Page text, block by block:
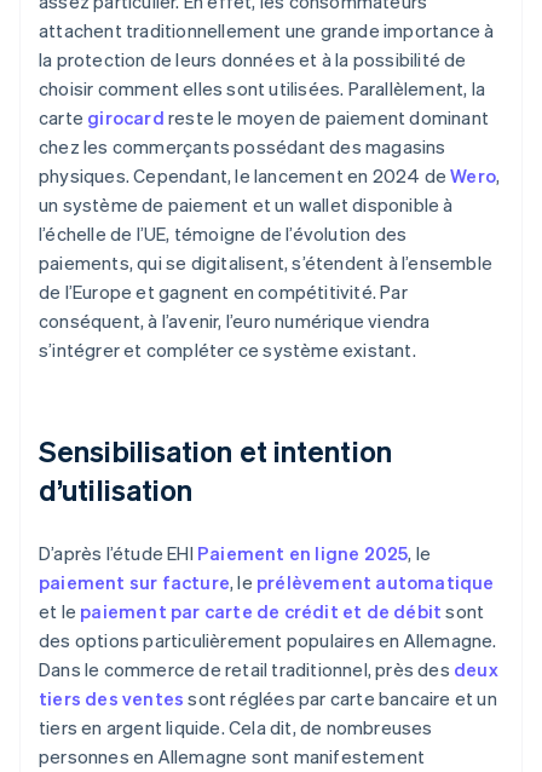
attachent traditionnellement une grande importance à
la protection de leurs données et à la possibilité de
choisir comment elles sont utilisées. Parallèlement, la
carte girocard reste le moyen de paiement dominant
chez les commerçants possédant des magasins
physiques. Cependant, le lancement en 2024 deWero,
un système de paiement et un wallet disponible à
l’échelle de l’UE, témoigne de l’évolution des
paiements, qui se digitalisent, s’étendent à l’ensemble
de l’Europe et gagnent en compétitivité. Par
conséquent, à l’avenir, l’euro numérique viendra
s’intégrer et compléter ce système existant.
Sensibilisation et intention
d’utilisation
D’après l’étude EHI Paiement en ligne 2025, le
paiement sur facture, le prélèvement automatique
et le paiement par carte de crédit et de débit sont
des options particulièrement populaires en Allemagne.
Dans le commerce de retail traditionnel, près des deux
tiers des ventes sont réglées par carte bancaire et un
tiers en argent liquide. Cela dit, de nombreuses
personnes en Allemagne sont manifestement